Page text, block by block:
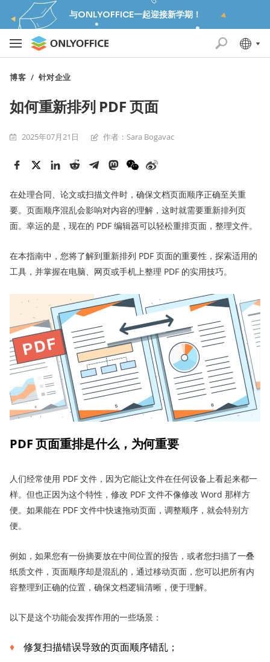
与ONLYOFFICE一起迎接新学期！
博客 / 针对企业
如何重新排列 PDF 页面
2025年07月21日 作者：Sara Bogavac
在处理合同、论文或扫描文件时，确保文档页面顺序正确至关重
要。页面顺序混乱会影响对内容的理解，这时就需要重新排列页
面。幸运的是，现在的 PDF 编辑器可以轻松重排页面，整理文件。
在本指南中，您将了解到重新排列 PDF 页面的重要性，探索适用的
工具，并掌握在电脑、网页或手机上整理 PDF 的实用技巧。
PDF 页面重排是什么，为何重要
人们经常使用 PDF 文件，因为它能让文件在任何设备上看起来都一
样。但也正因为这个特性，修改 PDF 文件不像修改 Word 那样方
便。如果能在 PDF 文件中快速拖动页面，调整顺序，就会特别方
便。
例如，如果您有一份摘要放在中间位置的报告，或者您扫描了一叠
纸质文件，页面顺序却是混乱的，通过移动页面，您可以把所有内
容整理到正确的位置，确保文档逻辑清晰，便于理解。
以下是这个功能会发挥作用的一些场景：
修复扫描错误导致的页面顺序错乱；